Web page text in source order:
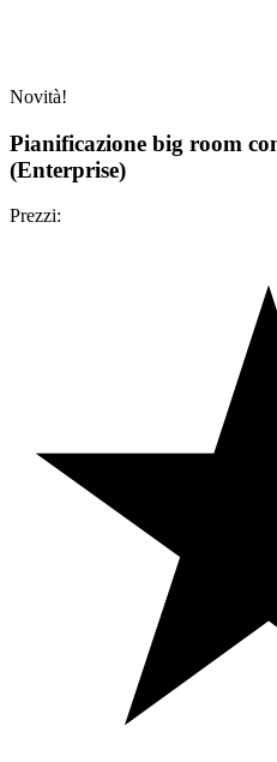
Novità!
Pianificazione big room
(Enterprise)
Prezzi: